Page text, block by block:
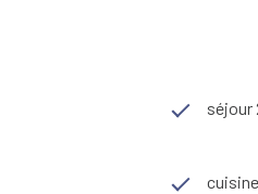
séjour